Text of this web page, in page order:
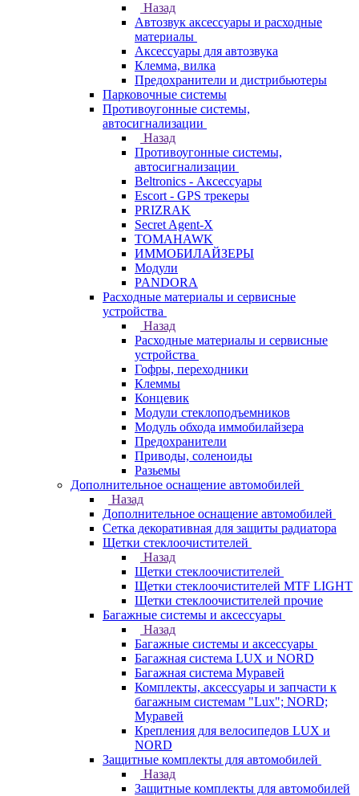
Назад
Автозвук аксессуары и расходные
материалы
Аксессуары для автозвука
Клемма, вилка
Предохранители и дистрибьютеры
Парковочные системы
Противоугонные системы,
автосигнализации
Назад
Противоугонные системы,
автосигнализации
Beltronics - Аксессуары
Escort - GPS трекеры
PRIZRAK
Secret Agent-X
TOMAHAWK
ИММОБИЛАЙЗЕРЫ
Модули
PANDORA
Расходные материалы и сервисные
устройства
Назад
Расходные материалы и сервисные
устройства
Гофры, переходники
Клеммы
Концевик
Модули стеклоподъемников
Модуль обхода иммобилайзера
Предохранители
Приводы, соленоиды
Разьемы
Дополнительное оснащение автомобилей
Назад
Дополнительное оснащение автомобилей
Сетка декоративная для защиты радиатора
Щетки стеклоочистителей
Назад
Щетки стеклоочистителей
Щетки стеклоочистителей MTF LIGHT
Щетки стеклоочистителей прочие
Багажные системы и аксессуары
Назад
Багажные системы и аксессуары
Багажная система LUX и NORD
Багажная система Муравей
Комплекты, аксессуары и запчасти к
багажным системам "Lux"; NORD;
Муравей
Крепления для велосипедов LUX и
NORD
Защитные комплекты для автомобилей
Назад
Защитные комплекты для автомобилей